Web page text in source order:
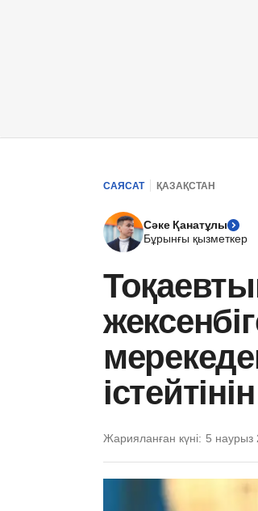
САЯСАТ ҚАЗАҚСТАН
Сәке Қанатұлы
Бұрынғы қызметкер
Жарияланған күні: 5 наурыз